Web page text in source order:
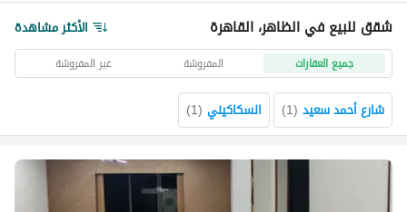
شقق للبيع في الظاهر، القاهرة الأكثر مشاهدة
جميع العقارات المفروشة غير المفروشة
شارع أحمد سعيد (
1
) السكاكيني (
1
)